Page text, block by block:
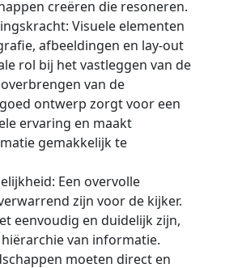
creëren die resoneren.
Visuele elementen
afbeeldingen en lay-out
rol bij het vastleggen van de
van de
ontwerp zorgt voor een
ervaring en maakt
gemakkelijk te
Een overvolle
zijn voor de kijker.
eenvoudig en duidelijk zijn,
van informatie.
moeten direct en